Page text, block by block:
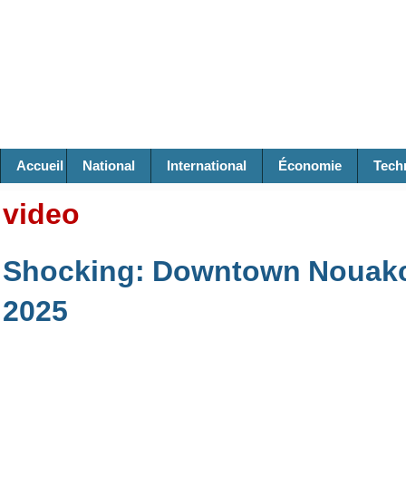
Accueil National International Économie
video
Shocking: Downtown
2025